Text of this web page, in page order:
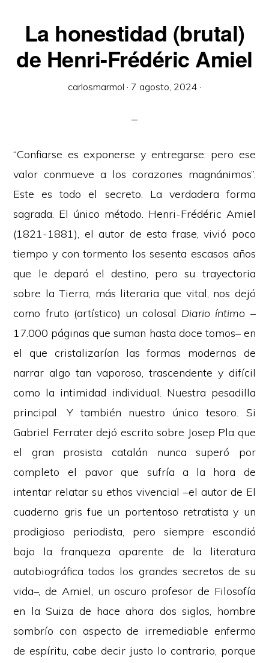
La honestidad (brutal)
de Henri-Frédéric Amiel
carlosmarmol · 7 agosto, 2024 ·
“Confiarse es exponerse y entregarse: pero ese
valor conmueve a los corazones magnánimos”.
Este es todo el secreto. La verdadera forma
sagrada. El único método. Henri-Frédéric Amiel
(1821-1881), el autor de esta frase, vivió poco
tiempo y con tormento los sesenta escasos años
que le deparó el destino, pero su trayectoria
sobre la Tierra, más literaria que vital, nos dejó
como fruto (artístico) un colosal Diario íntimo –
17.000 páginas que suman hasta doce tomos– en
el que cristalizarían las formas modernas de
narrar algo tan vaporoso, trascendente y difícil
como la intimidad individual. Nuestra pesadilla
principal. Y también nuestro único tesoro. Si
Gabriel Ferrater dejó escrito sobre Josep Pla que
el gran prosista catalán nunca superó por
completo el pavor que sufría a la hora de
intentar relatar su ethos vivencial –el autor de El
cuaderno gris fue un portentoso retratista y un
prodigioso periodista, pero siempre escondió
bajo la franqueza aparente de la literatura
autobiográfica todos los grandes secretos de su
vida–, de Amiel, un oscuro profesor de Filosofía
en la Suiza de hace ahora dos siglos, hombre
sombrío con aspecto de irremediable enfermo
de espíritu, cabe decir justo lo contrario, porque